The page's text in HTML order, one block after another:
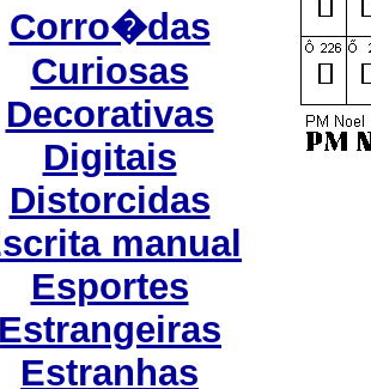
Corro�das
Curiosas
Decorativas
Digitais
Distorcidas
manual
Esportes
Estrangeiras
Estranhas